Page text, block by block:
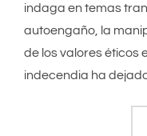
indaga en temas
autoengaño, la
de los valores éticos
indecendia ha